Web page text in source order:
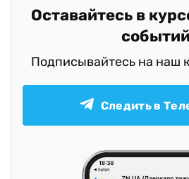
Оставайтесь в
Подписывайтесь на наш
Следить в